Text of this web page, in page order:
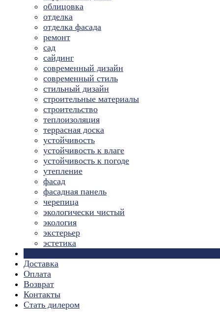
облицовка
отделка
отделка фасада
ремонт
сад
сайдинг
современный дизайн
современный стиль
стильный дизайн
строительные материалы
строительство
теплоизоляция
террасная доска
устойчивость
устойчивость к влаге
устойчивость к погоде
утепление
фасад
фасадная панель
черепица
экологически чистый
экология
экстерьер
эстетика
Доставка
Оплата
Возврат
Контакты
Стать дилером